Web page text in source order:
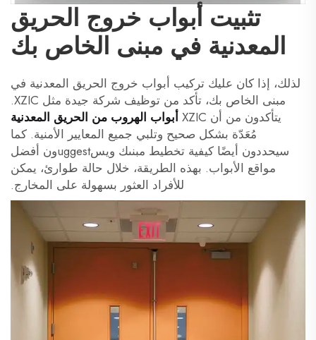
تثبيت أبواب خروج الحريق
المعدنية في مبنى الخاص بك
لذلك، إذا كان عليك تركيب أبواب خروج الحريق المعدنية في
مبنى الخاص بك، تأكد من توظيف شركة جيدة مثل XZIC.
يتأكدون من أن XZIC
أبواب الهروب من الحريق المعدنية
مُعَدّة بشكل صحيح وتلبي جميع المعايير الأمنية. كما
سيحددون أيضًا كيفية تخطيط مبنىك ويسuggestون أفضل
مواقع الأبواب. بهذه الطريقة، خلال حالة طوارئ، يمكن
للأفراد العثور بسهولة على المخارج.